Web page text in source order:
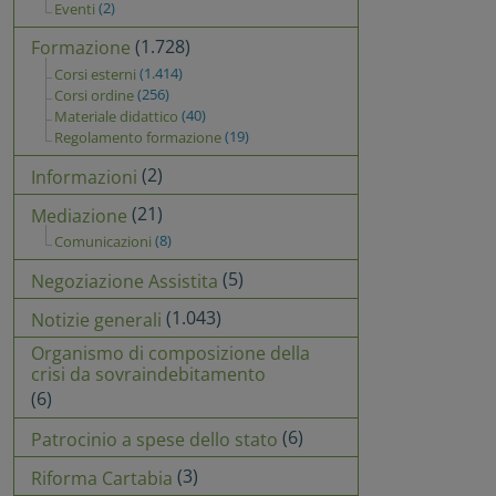
Eventi (2)
Formazione (1.728)
Corsi esterni (1.414)
Corsi ordine(256)
Materiale didattico (40)
Regolamento formazione(19)
Informazioni (2)
Mediazione (21)
Comunicazioni (8)
Negoziazione Assistita (5)
Notizie generali (1.043)
Organismo di composizione della
crisi da sovraindebitamento
(6)
Patrocinio a spese dello stato (6)
Riforma Cartabia (3)